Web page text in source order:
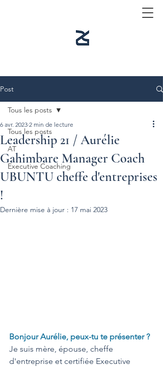
Post
Tous les posts
AT
Executive Coaching
Tous les posts
Leadership 21 / Aurélie
Gahimbare Manager Coach
UBUNTU cheffe d'entreprises
!
6 avr. 2023 2 min de lecture
Dernière mise à jour : 17 mai 2023
Bonjour Aurélie, peux-tu te présenter ?
Je suis mère, épouse, cheffe
d'entreprise et certifiée Executive